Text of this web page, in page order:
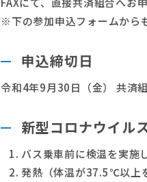
※下の参加申込フォームから
申込締切日
令和4年9月30日（金） 共済
新型コロナウイル
バス乗車前に検温を実施
発熱（体温が37.5℃以上